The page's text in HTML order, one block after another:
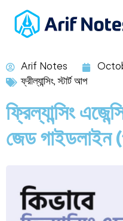
Arif Notes
ফ্রীল্যান্সিং,স্টার্ট আপ
ফ্রিল্যান্সিং
জেড গাইডলাইন